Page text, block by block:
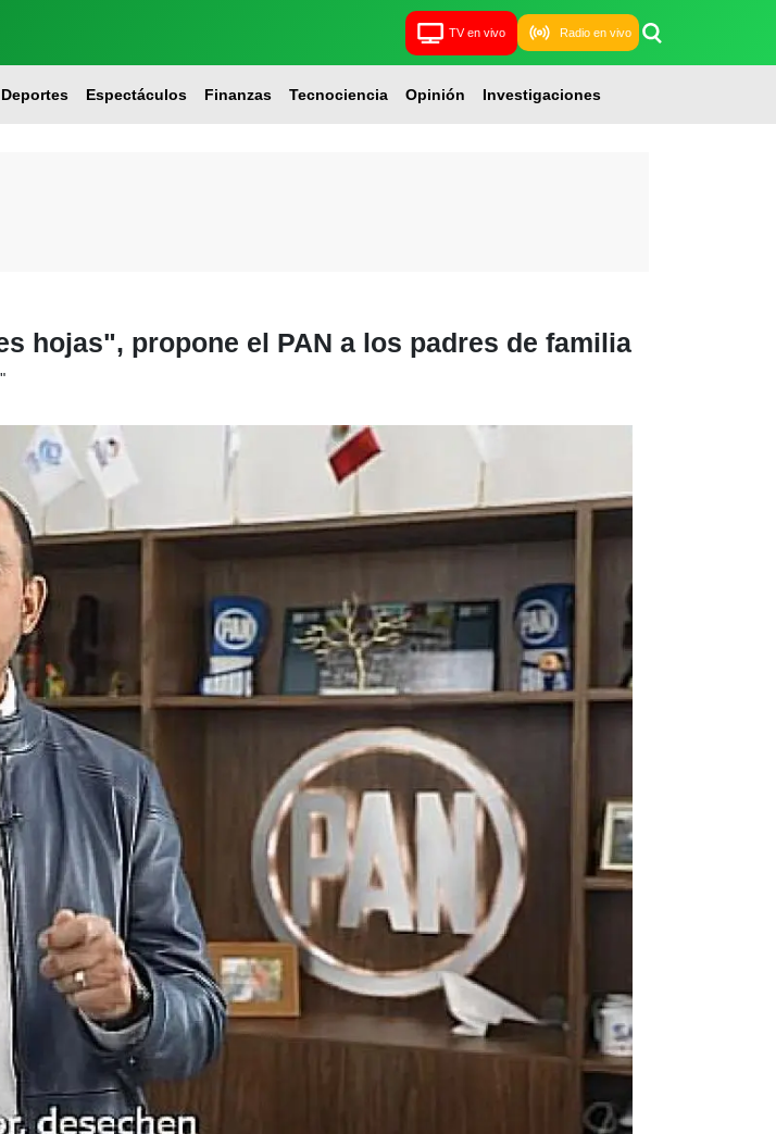
TV en vivo Radio en vivo
Deportes Espectáculos Finanzas Tecnociencia Opinión Investigaciones
hojas", propone el PAN a los padres de familia